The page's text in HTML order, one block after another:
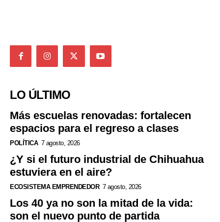
LO ÚLTIMO
Más escuelas renovadas: fortalecen
espacios para el regreso a clases
POLÍTICA 7 agosto, 2026
¿Y si el futuro industrial de Chihuahua
estuviera en el aire?
ECOSISTEMA EMPRENDEDOR 7 agosto, 2026
Los 40 ya no son la mitad de la vida:
son el nuevo punto de partida